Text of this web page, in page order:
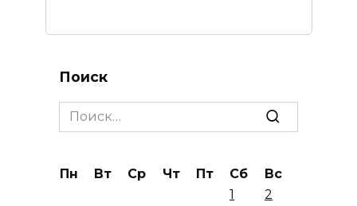
Поиск
Search
for:
Пн Вт Ср Чт Пт Сб
Вс
1
2